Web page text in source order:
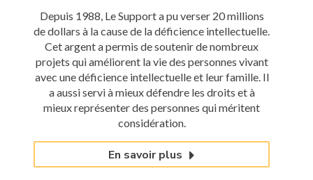
Depuis 1988, Le Support a pu verser 20 millions
de dollars à la cause de la déficience intellectuelle.
Cet argent a permis de soutenir de nombreux
projets qui améliorent la vie des personnes vivant
avec une déficience intellectuelle et leur famille. Il
a aussi servi à mieux défendre les droits et à
mieux représenter des personnes qui méritent
considération.
En savoir plus